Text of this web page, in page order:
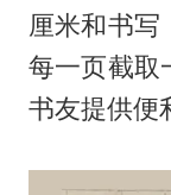
厘米和书写
每一页截取
书友提供便